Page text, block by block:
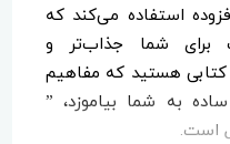
استفاده می‌کند که
برای شما جذاب‌تر و
کتابی هستید که مفاهیم
به شما بیاموزد، ”
است.